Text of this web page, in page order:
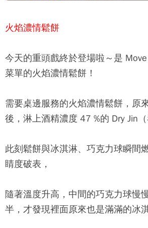
火焰濃情鬆餅
今天的重頭戲終於登場啦～是
菜單的火焰濃情鬆餅！
需要桌邊服務的火焰濃情鬆餅，原
後，淋上酒精濃度 47 %的 Dry Jin（
此刻鬆餅與冰淇淋、巧克力球瞬間
睛度破表，
隨著溫度升高，中間的巧克力球慢
半，才發現裡面原來也是滿滿的冰